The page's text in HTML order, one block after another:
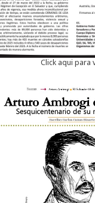
Click aqui para